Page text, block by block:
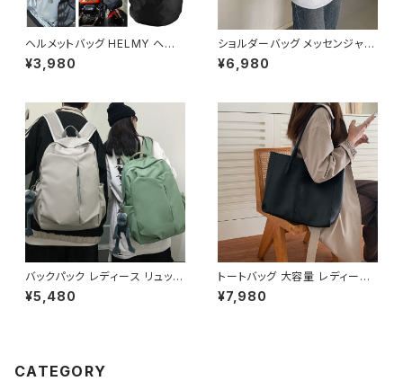
ヘルメットバッグ HELMY ヘルミ
ー ヘルメット 収納 バッグ ケー
ス 入れ 自転車 バイク フルフェ
春 夏 秋 冬 春夏 秋冬 大人 子
供 ヘルメット 雨 部活 運動 メン
ズ レディース キッズ C-ASS00
¥3,980
ショルダーバッグ メッセンジャー
バッグ 韓国バッグ レディース 斜
めがけ 軽量 シンプル 大容量 可
レッド ピンク K-B0208
¥6,980
バックパック レディース リュック
春夏 秋冬 春 夏 秋 冬 黒 バッグ
大容量 リュックサック かばん ロ
ゴ ブラック アイボリー ピンク ラ
¥5,480
トートバッグ 大容量 レディース
フェイクレザー 無地 シンプル
バッグ A4対応 ママバッグ 通勤
¥7,980
CATEGORY